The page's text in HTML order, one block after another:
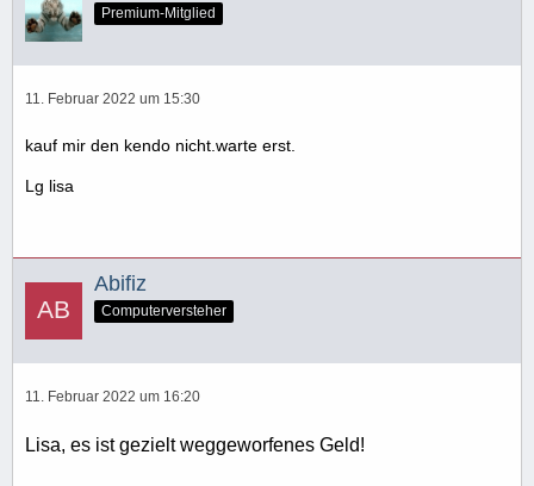
Premium-Mitglied
11. Februar 2022 um 15:30
kauf mir den kendo nicht.warte erst.
Lg lisa
Abifiz
Computerversteher
11. Februar 2022 um 16:20
Lisa, es ist gezielt weggeworfenes Geld!